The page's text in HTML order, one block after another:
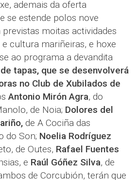
ademais da oferta
se estende polos nove
moitas actividades
cultura mariñeiras, e hoxe
ao programa a devandita
tapas, que se desenvolverá
no Club de Xubilados de
Antonio Mirón Agra, do
de Noia; Dolores del
de A Cociña das
do Son; Noelia Rodríguez
de Outes, Rafael Fuentes
e Raúl Góñez Silva, de
de Corcubión, terán que